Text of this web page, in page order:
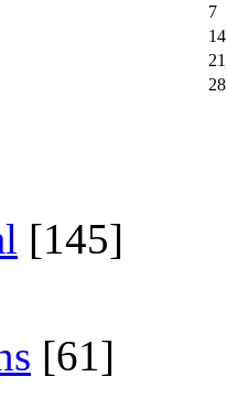
7
14
21
28
[145]
[61]